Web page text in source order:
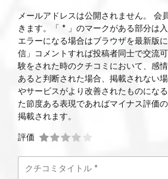
メールアドレスは公開されません。 会
きます。「 * 」のマークがある部分は
エラーになる場合はブラウザを最新版
信」コメントすれば投稿者同士で交流
験をされた時のクチコミにおいて、感
あると判断された場合、掲載されない
やサービスがより改善されたものにな
た節度ある表現であればマイナス評価
掲載されます。
評価